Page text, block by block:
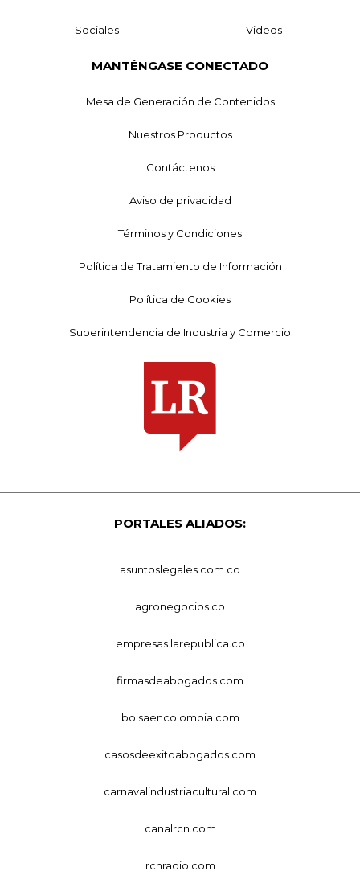
Sociales Videos
MANTÉNGASE CONECTADO
Mesa de Generación de Contenidos
Nuestros Productos
Contáctenos
Aviso de privacidad
Términos y Condiciones
Política de Tratamiento de Información
Política de Cookies
Superintendencia de Industria y Comercio
PORTALES ALIADOS:
asuntoslegales.com.co
agronegocios.co
empresas.larepublica.co
firmasdeabogados.com
bolsaencolombia.com
casosdeexitoabogados.com
carnavalindustriacultural.com
canalrcn.com
rcnradio.com